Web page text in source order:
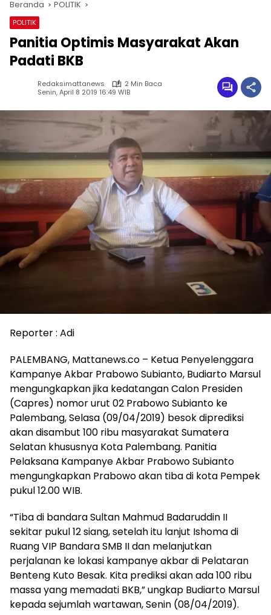
Beranda POLITIK
POLITIK
Panitia Optimis Masyarakat Akan
Padati BKB
Redaksimattanews
2 Min Baca
Senin, April 8 2019 16:49 WIB
Reporter : Adi
PALEMBANG, Mattanews.co – Ketua Penyelenggara
Kampanye Akbar Prabowo Subianto, Budiarto Marsul
mengungkapkan jika kedatangan Calon Presiden
(Capres) nomor urut 02 Prabowo Subianto ke
Palembang, Selasa (09/04/2019) besok diprediksi
akan disambut 100 ribu masyarakat Sumatera
Selatan khususnya Kota Palembang. Panitia
Pelaksana Kampanye Akbar Prabowo Subianto
mengungkapkan Prabowo akan tiba di kota Pempek
pukul 12.00 WIB.
“Tiba di bandara Sultan Mahmud Badaruddin II
sekitar pukul 12 siang, setelah itu lanjut Ishoma di
Ruang VIP Bandara SMB II dan melanjutkan
perjalanan ke lokasi kampanye akbar di Pelataran
Benteng Kuto Besak. Kita prediksi akan ada 100 ribu
massa yang memadati BKB,” ungkap Budiarto Marsul
kepada sejumlah wartawan, Senin (08/04/2019).